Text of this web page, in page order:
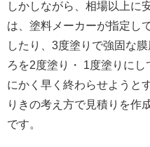
しかしながら、相場以上に
は、塗料メーカーが指定し
したり、3度塗りで強固な
ろを2度塗り・ 1度塗りに
にかく早く終わらせようと
りきの考え方で見積りを作
です。